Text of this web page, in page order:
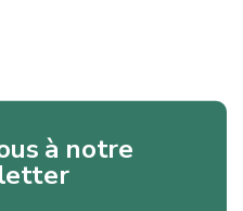
à notre